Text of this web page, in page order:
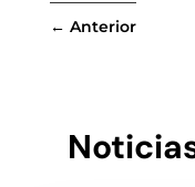
← Anterior